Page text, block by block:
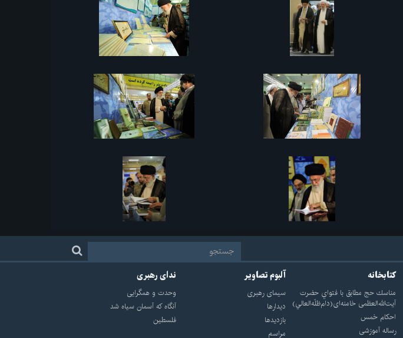
کتابخانه
مناسك حج مطابق با فتواي حضرت
آيت‌الله‌العظمى خامنه‌اى(دام‌ظلّه‌العالي)
احکام خمس
رساله آموزشی
آلبوم تصاویر
سيماى رهبرى
ديدارها
بازديدها
مراسم
ندای رهبری
وحدت و همگرایی
آنگاه که آسمان سیاه شد
فلسطین